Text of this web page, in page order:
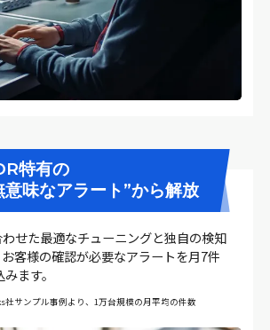
特有の
意味なアラート”から解放
せた最適なチューニングと独自の検知
客様の確認が必要なアラートを月7件
ます。
サンプル事例より、1万台規模の月平均の件数